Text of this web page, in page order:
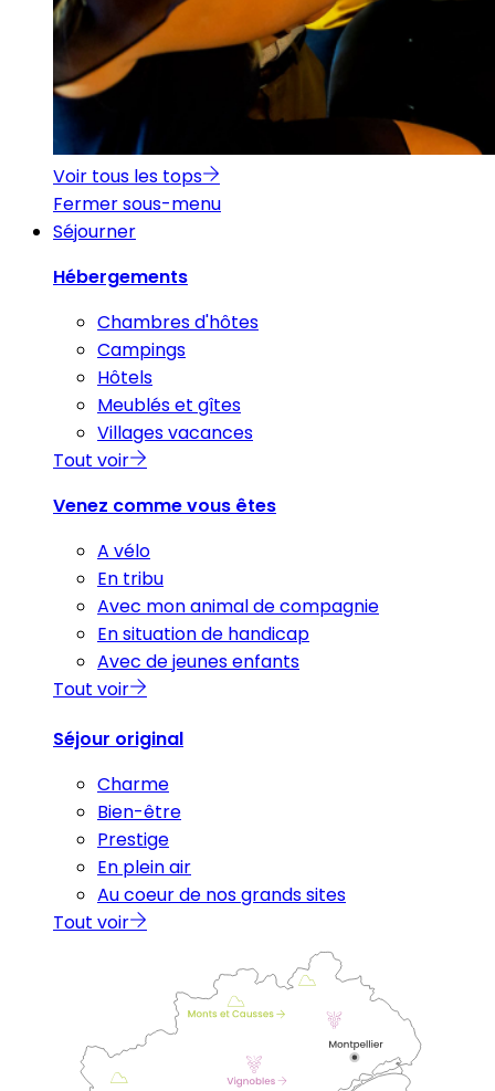
Voir tous les tops
Fermer sous-menu
Séjourner
Hébergements
Chambres d'hôtes
Campings
Hôtels
Meublés et gîtes
Villages vacances
Tout voir
Venez comme vous êtes
A vélo
En tribu
Avec mon animal de compagnie
En situation de handicap
Avec de jeunes enfants
Tout voir
Séjour original
Charme
Bien-être
Prestige
En plein air
Au coeur de nos grands sites
Tout voir